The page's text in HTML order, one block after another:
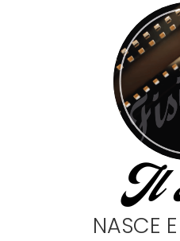
Il
NASCE